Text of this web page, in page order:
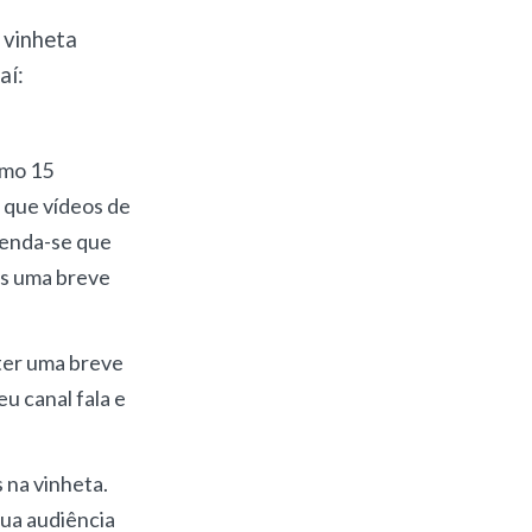
vinheta
15
vídeos de
se que
uma breve
uma breve
canal fala e
vinheta.
audiência